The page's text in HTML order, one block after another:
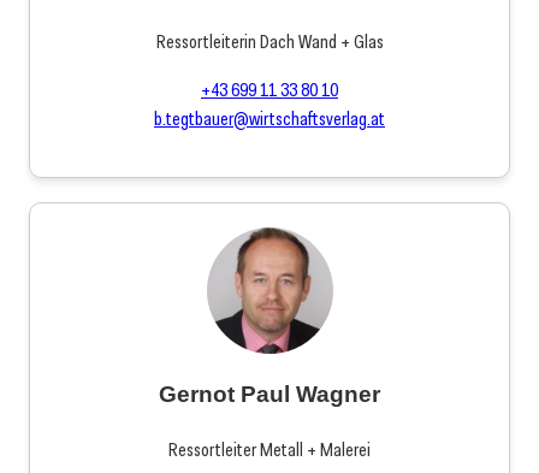
Ressortleiterin Dach Wand + Glas
+43 699 11 33 80 10
b.tegtbauer@wirtschaftsverlag.at
Gernot Paul Wagner
Ressortleiter Metall + Malerei